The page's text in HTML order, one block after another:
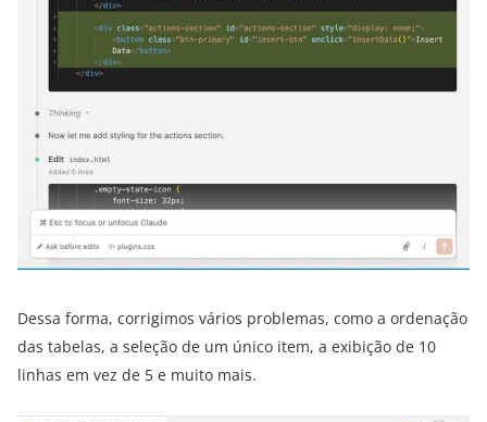
Dessa forma, corrigimos vários problemas, como a ordenação
das tabelas, a seleção de um único item, a exibição de 10
linhas em vez de 5 e muito mais.